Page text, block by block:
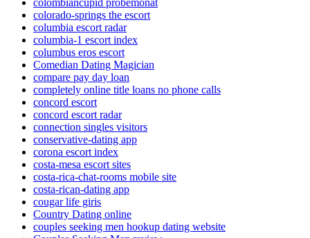
colombiancupid probemonat
colorado-springs the escort
columbia escort radar
columbia-1 escort index
columbus eros escort
Comedian Dating Magician
compare pay day loan
completely online title loans no phone calls
concord escort
concord escort radar
connection singles visitors
conservative-dating app
corona escort index
costa-mesa escort sites
costa-rica-chat-rooms mobile site
costa-rican-dating app
cougar life giris
Country Dating online
couples seeking men hookup dating website